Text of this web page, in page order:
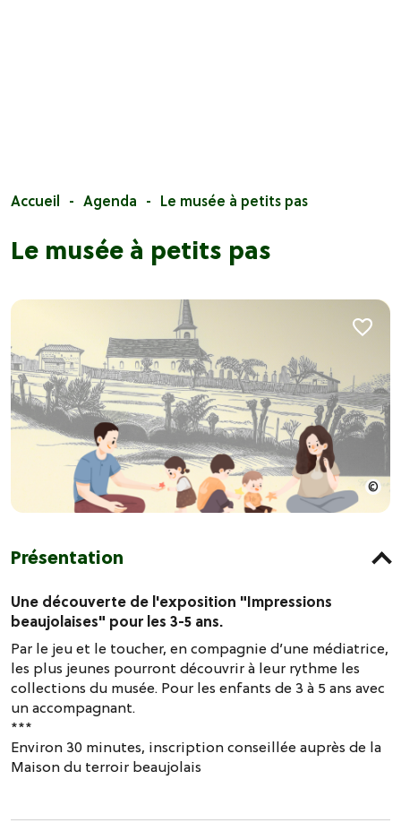
Accueil Agenda Le musée à petits pas
Le musée à petits pas
Présentation
Une découverte de l'exposition "Impressions
beaujolaises" pour les 3-5 ans.
Par le jeu et le toucher, en compagnie d’une médiatrice,
les plus jeunes pourront découvrir à leur rythme les
collections du musée. Pour les enfants de 3 à 5 ans avec
un accompagnant.
***
Environ 30 minutes, inscription conseillée auprès de la
Maison du terroir beaujolais